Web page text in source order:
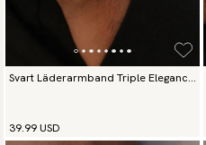
Svart Läderarmband Triple Elegance
39.99 USD